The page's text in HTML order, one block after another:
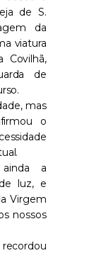
de S.
da
viatura
Covilhã,
de
mas
o
a
luz, e
Virgem
nossos